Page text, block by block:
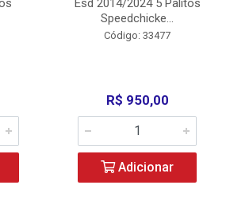
Speedchicke...
Código: 33477
R$ 950,00
Adicionar